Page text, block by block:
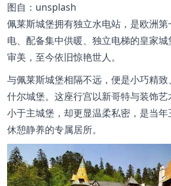
图自：unsplash
佩莱斯城堡拥有独立水电站，是欧洲
电、配备集中供暖、独立电梯的皇家
审美，至今依旧惊艳世人。
与佩莱斯城堡相隔不远，便是小巧精
什尔城堡。这座行宫以新哥特与装饰
小于主城堡，却更显温柔私密，是当年
休憩静养的专属居所。